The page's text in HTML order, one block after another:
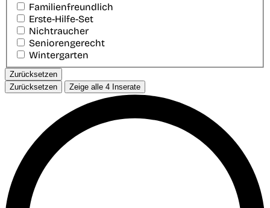
Familienfreundlich
Erste-Hilfe-Set
Nichtraucher
Seniorengerecht
Wintergarten
Zurücksetzen
Zurücksetzen
Zeige alle 4 Inserate